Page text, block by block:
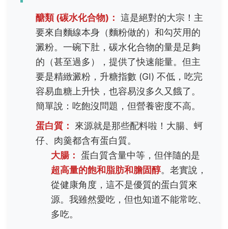
醣類 (碳水化合物)： 這是絕對的大宗！主
要來自麵線本身（麵粉做的）和勾芡用的
澱粉。一碗下肚，碳水化合物的量是足夠
的（甚至過多），提供了快速能量。但主
要是精緻澱粉，升糖指數 (GI) 不低，吃完
容易血糖上升快，也容易沒多久又餓了。
簡單說：吃飽沒問題，但營養密度不高。
蛋白質：
來源就是那些配料啦！大腸、蚵
仔、肉羹都含有蛋白質。
大腸： 蛋白質含量中等，但伴隨的是
超高量的飽和脂肪和膽固醇。老實說，
從健康角度，這不是優質的蛋白質來
源。我雖然愛吃，但也知道不能常吃、
多吃。